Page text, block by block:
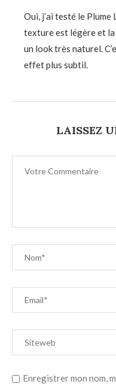
Oui, j’ai testé le Plume
texture est légère et
un look très naturel.
effet plus subtil.
LAISSEZ
Enregistrer mon nom,